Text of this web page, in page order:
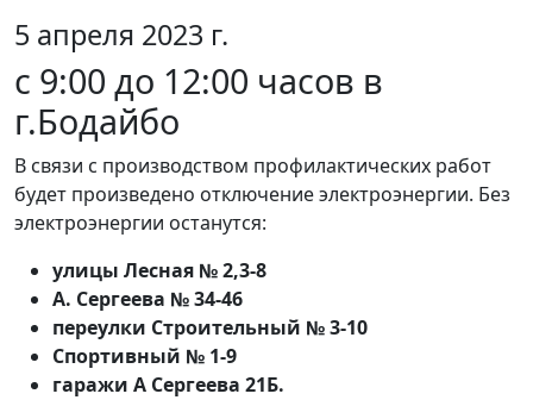
5 апреля 2023 г.
с 9:00 до 12:00 часов в
г.Бодайбо
В связи с производством профилактических работ
будет произведено отключение электроэнергии. Без
электроэнергии останутся:
улицы Лесная № 2,3-8
А. Сергеева № 34-46
переулки Строительный № 3-10
Спортивный № 1-9
гаражи А Сергеева 21Б.